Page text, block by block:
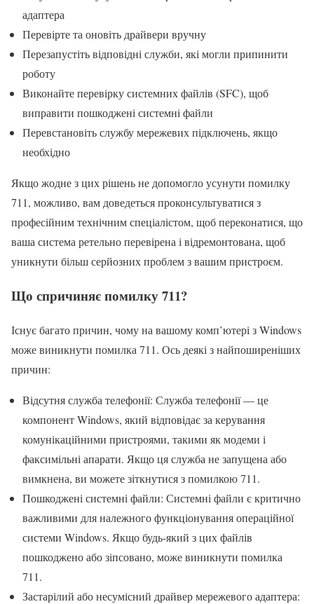
адаптера
Перевірте та оновіть драйвери вручну
Перезапустіть відповідні служби, які могли припинити
роботу
Виконайте перевірку системних файлів (SFC), щоб
виправити пошкоджені системні файли
Перевстановіть службу мережевих підключень, якщо
необхідно
Якщо жодне з цих рішень не допомогло усунути помилку
711, можливо, вам доведеться проконсультуватися з
професійним технічним спеціалістом, щоб переконатися, що
ваша система ретельно перевірена і відремонтована, щоб
уникнути більш серйозних проблем з вашим пристроєм.
Що спричиняє помилку 711?
Існує багато причин, чому на вашому комп’ютері з Windows
може виникнути помилка 711. Ось деякі з найпоширеніших
причин:
Відсутня служба телефонії: Служба телефонії — це
компонент Windows, який відповідає за керування
комунікаційними пристроями, такими як модеми і
факсимільні апарати. Якщо ця служба не запущена або
вимкнена, ви можете зіткнутися з помилкою 711.
Пошкоджені системні файли: Системні файли є критично
важливими для належного функціонування операційної
системи Windows. Якщо будь-який з цих файлів
пошкоджено або зіпсовано, може виникнути помилка
711.
Застарілий або несумісний драйвер мережевого адаптера: